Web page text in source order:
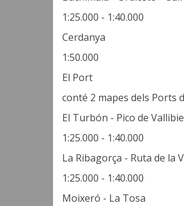
1:25.000 - 1:40.000
Cerdanya
1:50.000
El Port
conté 2 mapes dels Ports
El Turbón - Pico de
1:25.000 - 1:40.000
La Ribagorça - Ruta de la
1:25.000 - 1:40.000
Moixeró - La Tosa